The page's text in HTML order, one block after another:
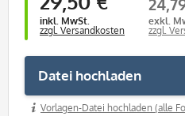
inkl. MwSt.
zzgl. Versandkosten
exkl.
zzgl.
Datei hochladen
Vorlagen-Datei hochladen (alle